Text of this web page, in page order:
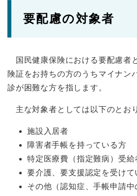
要配慮の対象者
国民健康保険における要配慮者
険証をお持ちの方のうちマイナン
診が困難な方を指します。
主な対象者としては以下のとお
施設入居者
障害者手帳を持っている方
特定医療費（指定難病）受
要介護、要支援認定を受けて
その他（認知症、手帳申請中